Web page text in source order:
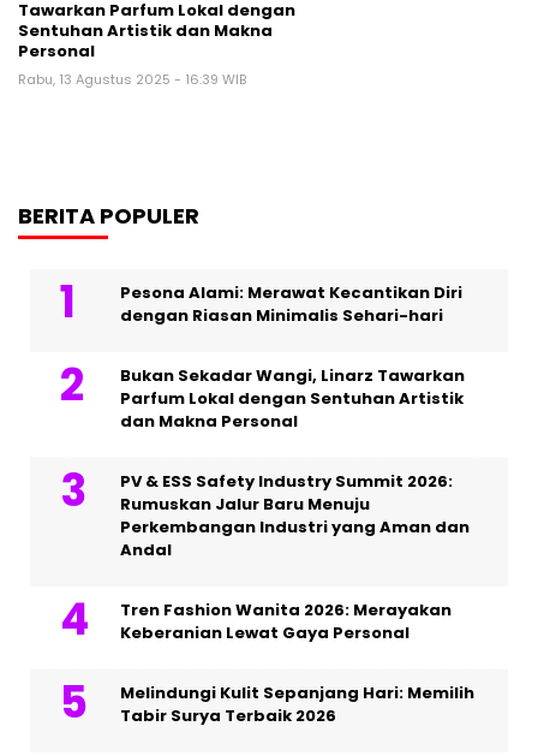
Tawarkan Parfum Lokal dengan
Sentuhan Artistik dan Makna
Personal
Rabu, 13 Agustus 2025 - 16:39 WIB
BERITA POPULER
Pesona Alami: Merawat Kecantikan Diri
dengan Riasan Minimalis Sehari-hari
Bukan Sekadar Wangi, Linarz Tawarkan
Parfum Lokal dengan Sentuhan Artistik
dan Makna Personal
PV & ESS Safety Industry Summit 2026:
Rumuskan Jalur Baru Menuju
Perkembangan Industri yang Aman dan
Andal
Tren Fashion Wanita 2026: Merayakan
Keberanian Lewat Gaya Personal
Melindungi Kulit Sepanjang Hari: Memilih
Tabir Surya Terbaik 2026